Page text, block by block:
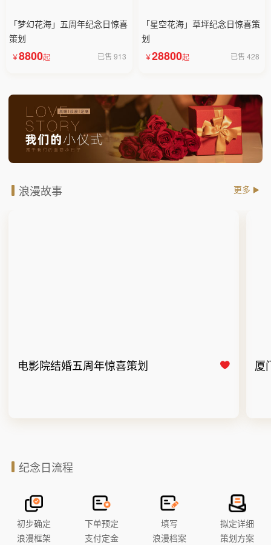
「梦幻花海」五周年纪念日惊喜
策划
8800 已售 913
「星空花海」草坪纪念日惊喜策
划
28800 已售 428
浪漫故事 更多
电影院结婚五周年惊喜策划 厦
纪念日流程
初步确定
浪漫框架
下单预定
支付定金
填写
浪漫档案
拟定详细
策划方案